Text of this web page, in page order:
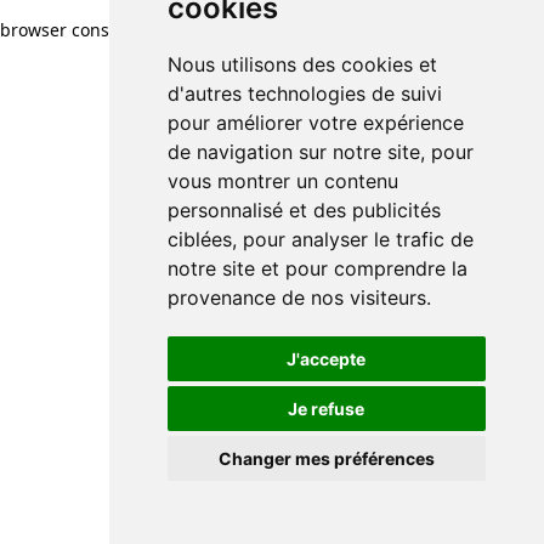
cookies
Nous utilisons des cookies et
d'autres technologies de suivi
pour améliorer votre expérience
de navigation sur notre site, pour
vous montrer un contenu
personnalisé et des publicités
ciblées, pour analyser le trafic de
notre site et pour comprendre la
provenance de nos visiteurs.
J'accepte
Je refuse
Changer mes préférences
browser console for more information)